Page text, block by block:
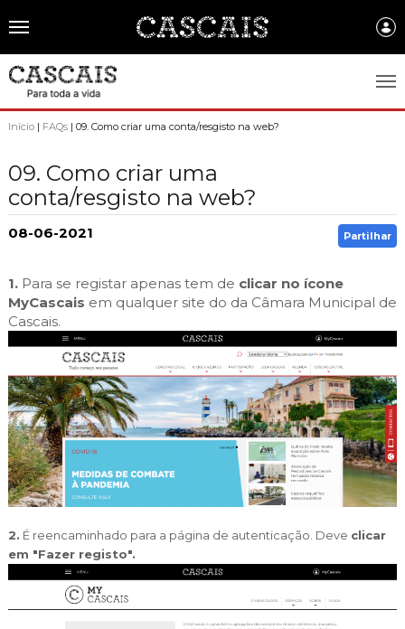
Português
CASCAIS.PT
SOBRE CASCAIS:
História
Brasão de Cascais
Arquivo Historico
Recursos educativos - história e património
GOVERNO LOCAL:
Câmara Municipal
Gestão administrativa e financeira
Projetos Cofinanciados
Transparência Municipal
Planeamento Estratégico
Reabilitação urbana
Urbanismo
Alcabideche
Carcavelos e Parede
Cascais e Estoril
S. Domingos de Rana
EMPRESAS MUNICIPAIS:
Cascais Ambiente
Cascais Dinâmica
Cascais Envolvente
Cascais Próxima
FACTOS E NÚMEROS:
Ambiente & Energia
Economia & Inovação
Governação
Mobilidade
Qualidade de vida
Sociedade & Educação
COMUNICAÇÃO:
Jornal C
Agenda do executivo
VIVER
VISITAR
ESTUDAR
TEMPOS LIVRES
MOBILIDADE
Início| FAQs| 09. Como criar uma conta/resgisto na web?
09. Como criar uma
conta/resgisto na web?
08-06-2021 Partilhar
1. Para se registar apenas tem de clicar no ícone
MyCascais em qualquer site do da Câmara Municipal de
Cascais.
2. É reencaminhado para a página de autenticação. Deve clicar
em "Fazer registo".